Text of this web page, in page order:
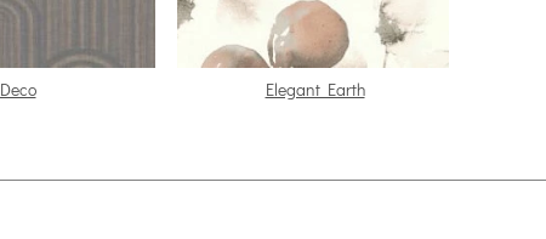
Deco Elegant Earth